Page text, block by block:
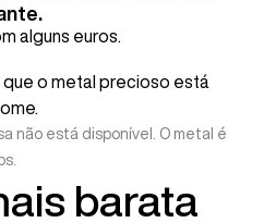
alguns euros.
o metal precioso está
não está disponível. O metal é
barata